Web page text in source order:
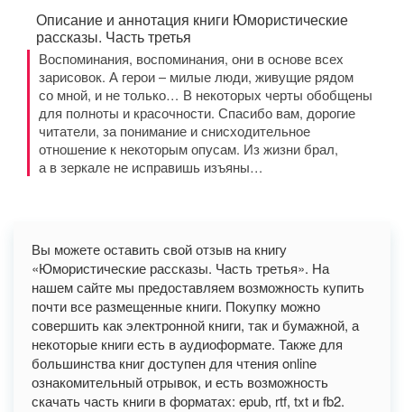
Описание и аннотация книги Юмористические
рассказы. Часть третья
Воспоминания, воспоминания, они в основе всех
зарисовок. А герои – милые люди, живущие рядом
со мной, и не только… В некоторых черты обобщены
для полноты и красочности. Спасибо вам, дорогие
читатели, за понимание и снисходительное
отношение к некоторым опусам. Из жизни брал,
а в зеркале не исправишь изъяны…
Вы можете оставить свой отзыв на книгу
«Юмористические рассказы. Часть третья». На
нашем сайте мы предоставляем возможность купить
почти все размещенные книги. Покупку можно
совершить как электронной книги, так и бумажной, а
некоторые книги есть в аудиоформате. Также для
большинства книг доступен для чтения online
ознакомительный отрывок, и есть возможность
скачать часть книги в форматах: epub, rtf, txt и fb2.